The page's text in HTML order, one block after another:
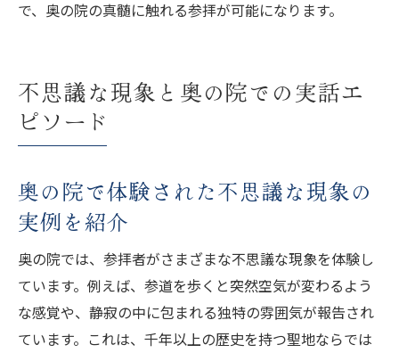
で、奥の院の真髄に触れる参拝が可能になります。
不思議な現象と奥の院での実話エ
ピソード
奥の院で体験された不思議な現象の
実例を紹介
奥の院では、参拝者がさまざまな不思議な現象を体験し
ています。例えば、参道を歩くと突然空気が変わるよう
な感覚や、静寂の中に包まれる独特の雰囲気が報告され
ています。これは、千年以上の歴史を持つ聖地ならでは